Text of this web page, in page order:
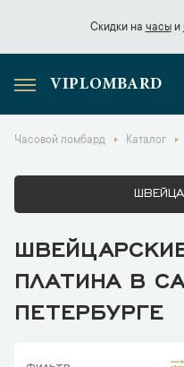
Скидки на часыи
Скидки начасы
VIPLOMBARD
Часовой ломбард Каталог
ПЛАТИНА В
ПЕТЕРБУРГЕ